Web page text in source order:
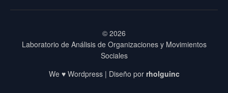
© 2026
Laboratorio de Análisis de Organizaciones y Movimientos
Sociales
We ♥ Wordpress | Diseño por rholguinc